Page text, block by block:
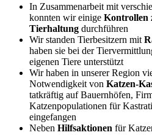
In Zusammenarbeit mit
konnten wir einige Kontrollen
Tierhaltung durchführen
Wir standen Tierbesitzern mit
haben sie bei der
eigenen Tiere unterstützt
Wir haben in unserer Region
Notwendigkeit von Katzen-
tatkräftig auf Bauernhöfen,
Katzenpopulationen für
eingefangen
Neben Hilfsaktionen für